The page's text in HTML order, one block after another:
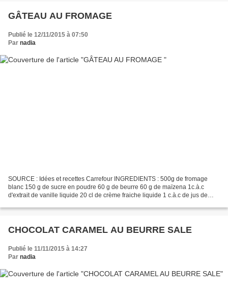
GÂTEAU AU FROMAGE
Publié le 12/11/2015 à 07:50
Par nadia
SOURCE : Idées et recettes Carrefour INGREDIENTS : 500g de fromage
blanc 150 g de sucre en poudre 60 g de beurre 60 g de maïzena 1c.à.c
d'extrait de vanille liquide 20 cl de crème fraiche liquide 1 c.à.c de jus de
CHOCOLAT CARAMEL AU BEURRE SALE
Publié le 11/11/2015 à 14:27
Par nadia